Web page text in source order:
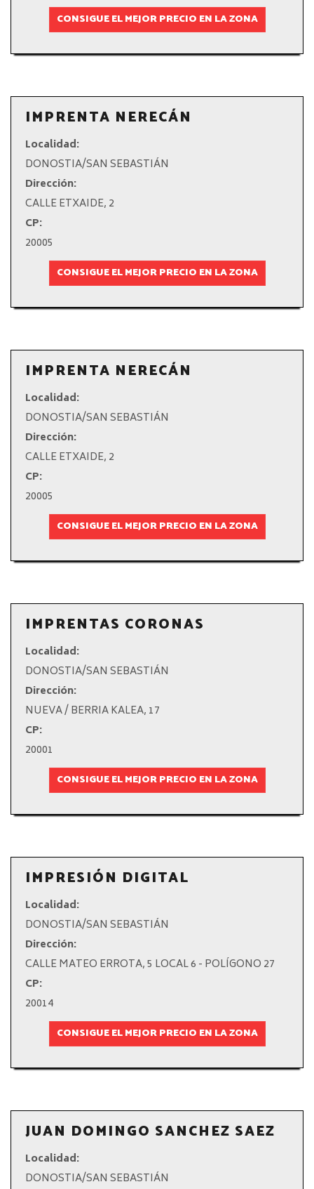
CONSIGUE EL MEJOR PRECIO EN LA ZONA
IMPRENTA NERECÁN
Localidad:
DONOSTIA/SAN SEBASTIÁN
Dirección:
CALLE ETXAIDE, 2
CP:
20005
CONSIGUE EL MEJOR PRECIO EN LA ZONA
IMPRENTA NERECÁN
Localidad:
DONOSTIA/SAN SEBASTIÁN
Dirección:
CALLE ETXAIDE, 2
CP:
20005
CONSIGUE EL MEJOR PRECIO EN LA ZONA
IMPRENTAS CORONAS
Localidad:
DONOSTIA/SAN SEBASTIÁN
Dirección:
NUEVA / BERRIA KALEA, 17
CP:
20001
CONSIGUE EL MEJOR PRECIO EN LA ZONA
IMPRESIÓN DIGITAL
Localidad:
DONOSTIA/SAN SEBASTIÁN
Dirección:
CALLE MATEO ERROTA, 5 LOCAL 6 - POLÍGONO 27
CP:
20014
CONSIGUE EL MEJOR PRECIO EN LA ZONA
JUAN DOMINGO SANCHEZ SAEZ
Localidad:
DONOSTIA/SAN SEBASTIÁN